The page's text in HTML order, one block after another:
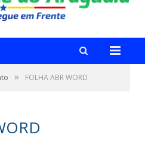
» FOLHA ABR WORD